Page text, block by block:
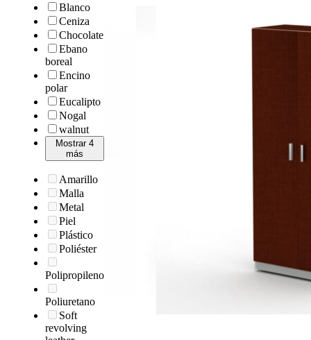
Blanco
Ceniza
Chocolate
Ebano
boreal
Encino
polar
Eucalipto
Nogal
walnut
Mostrar 4
más
Amarillo
Malla
Metal
Piel
Plástico
Poliéster
Polipropileno
Poliuretano
Soft
revolving